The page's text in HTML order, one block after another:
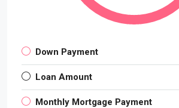
Down Payment
Loan Amount
Monthly Mortgage Payment